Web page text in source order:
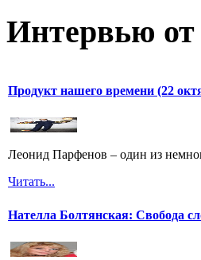
Интервью
Продукт нашего времени (22
Леонид Парфенов – один из
Читать...
Нателла Болтянская: Свобода